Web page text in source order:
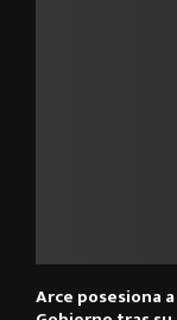
Arce posesiona